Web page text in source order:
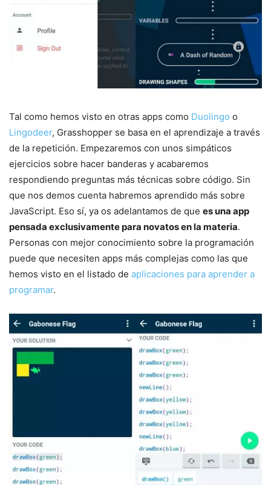
Tal como hemos visto en otras apps como Duolingo o
Lingodeer, Grasshopper se basa en el aprendizaje a través
de la repetición. Empezaremos con unos simpáticos
ejercicios sobre hacer banderas y acabaremos
respondiendo preguntas más técnicas sobre código. Sin
que nos demos cuenta habremos aprendido más sobre
JavaScript. Eso sí, ya os adelantamos de que es una app
pensada exclusivamente para novatos en la materia.
Personas con mejor conocimiento sobre la programación
puede que necesiten apps más complejas como las que
hemos visto en el listado de aplicaciones para aprender a
programar.